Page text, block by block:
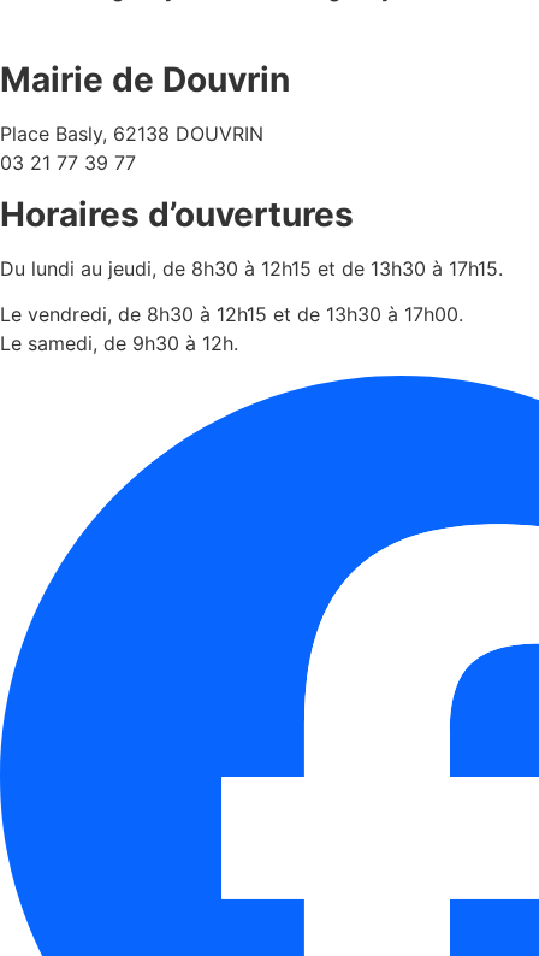
Mairie de Douvrin
Place Basly, 62138 DOUVRIN
03 21 77 39 77
Horaires d’ouvertures
Du lundi au jeudi, de 8h30 à 12h15 et de 13h30 à 17h15.
Le vendredi, de 8h30 à 12h15 et de 13h30 à 17h00.
Le samedi, de 9h30 à 12h.